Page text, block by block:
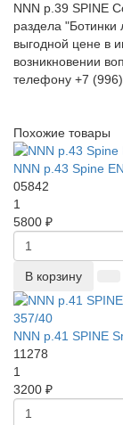
NNN р.39 SPINE
раздела
выгодной цене в
возникновении
телефону +7 (996)
Похожие товары
NNN р.43 Spine
05842
1
5800 ₽
В корзину
NNN р.41 SPINE
11278
1
3200 ₽